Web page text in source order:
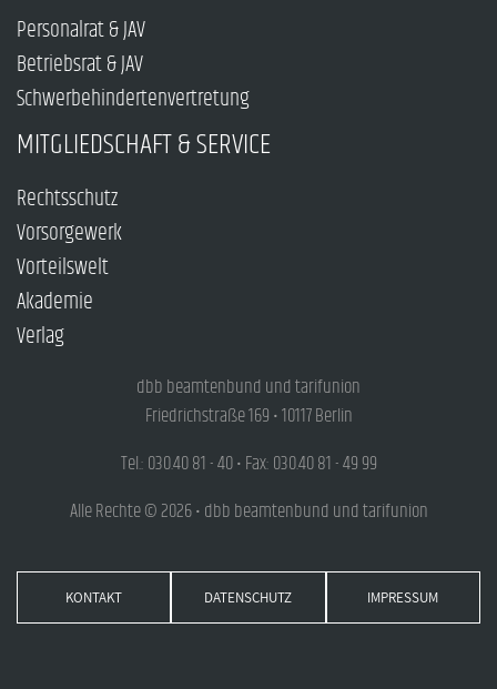
Personalrat & JAV
Betriebsrat & JAV
Schwerbehindertenvertretung
MITGLIEDSCHAFT & SERVICE
Rechtsschutz
Vorsorgewerk
Vorteilswelt
Akademie
Verlag
dbb beamtenbund und tarifunion
Friedrichstraße 169 • 10117 Berlin
Tel.: 030.40 81 - 40 • Fax: 030.40 81 - 49 99
Alle Rechte © 2026 • dbb beamtenbund und tarifunion
KONTAKT DATENSCHUTZ IMPRESSUM